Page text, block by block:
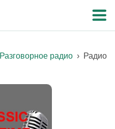
Разговорное радио › Радио